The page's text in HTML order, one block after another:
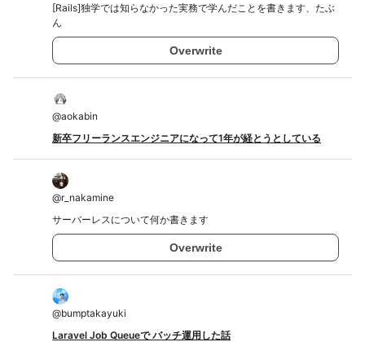
[Rails]独学では知らなかった実務で学んだことを書きます、たぶ
ん
Overwrite
@aokabin
新卒フリーランスエンジニアになって1年が経とうとしている
@r_nakamine
サーバーレスについて何か書きます
Overwrite
@bumptakayuki
Laravel Job Queueで バッチ運用した話